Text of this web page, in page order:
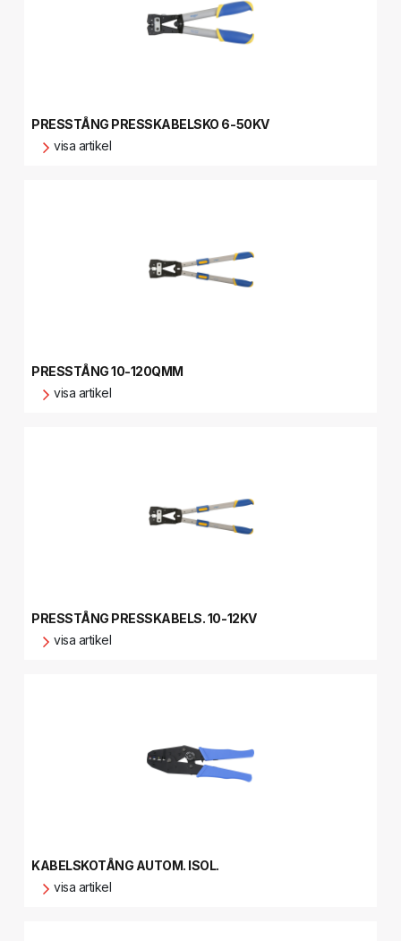
PRESSTÅNG PRESSKABELSKO 6-50KV
visa artikel
PRESSTÅNG 10-120QMM
visa artikel
PRESSTÅNG PRESSKABELS. 10-12KV
visa artikel
KABELSKOTÅNG AUTOM. ISOL.
visa artikel